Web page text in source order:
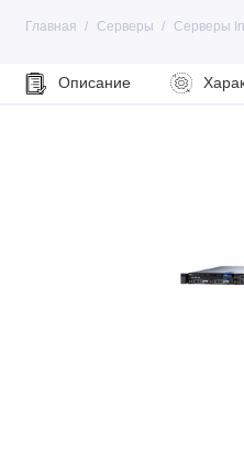
Главная Серверы Серверы
Описание